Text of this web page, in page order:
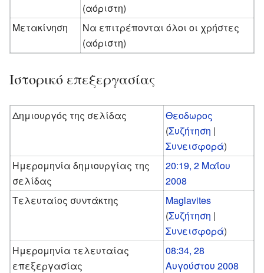
(αόριστη)
Μετακίνηση
Να επιτρέπονται όλοι οι χρήστες
(αόριστη)
Ιστορικό επεξεργασίας
Δημιουργός της σελίδας
Θεοδωρος
(Συζήτηση |
Συνεισφορά)
Ημερομηνία δημιουργίας της
σελίδας
20:19, 2 Μαΐου
2008
Τελευταίος συντάκτης
Maglavites
(Συζήτηση |
Συνεισφορά)
Ημερομηνία τελευταίας
επεξεργασίας
08:34, 28
Αυγούστου 2008